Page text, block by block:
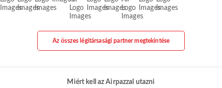
Az összes légitársasági partner megtekintése
Miért kell az Airpazzal utazni